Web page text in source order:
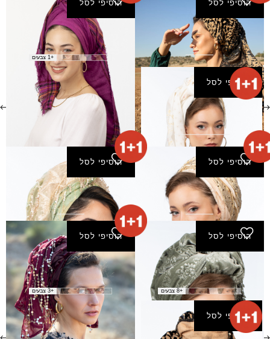
הוסיפי לסל
מטפחת טלאור
₪
190.00
הוסיפי לסל
מטפחת סופה(מרובעת)
₪60.00
+1 צבעים
הוסיפי לסל
צעיף אמיר
₪170.00
הוסיפי לסל
צעיף ברקאי
₪190.00
הוסיפי לסל
צעיף גלאור
₪190.00
הוסיפי לסל
צעיף חברון
₪160.00
+8 צבעים
הוסיפי לסל
צעיף טירן
₪190.00
+3 צבעים
הוסיפי לסל